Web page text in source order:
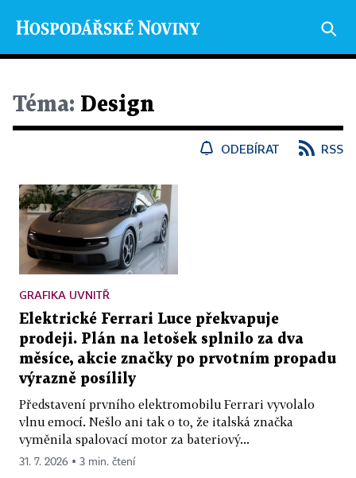
Téma: Design
ODEBÍRAT RSS
GRAFIKA UVNITŘ
Elektrické Ferrari Luce překvapuje
prodeji. Plán na letošek splnilo za dva
měsíce, akcie značky po prvotním propadu
výrazně posílily
Představení prvního elektromobilu Ferrari vyvolalo
vlnu emocí. Nešlo ani tak o to, že italská značka
vyměnila spalovací motor za bateriový...
31. 7. 2026 ▪ 3 min. čtení